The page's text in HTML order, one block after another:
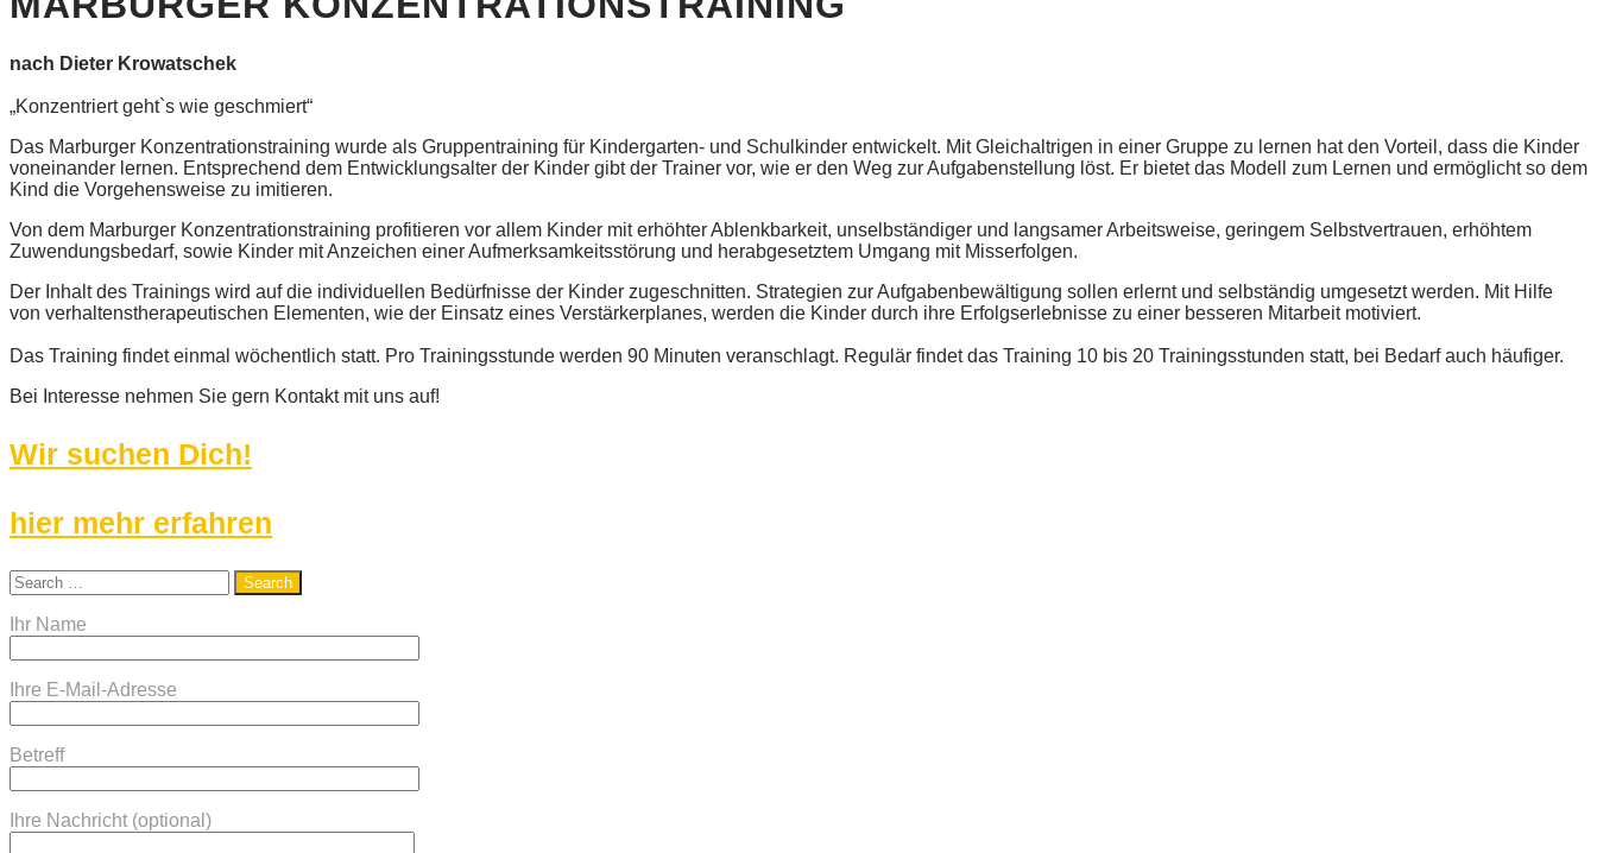
nach Dieter Krowatschek
„Konzentriert geht`s wie geschmiert“
Das Marburger Konzentrationstraining wurde als Gruppentraining für Kindergarten- und Schulkinder entwickelt. Mit Gleichaltrigen in einer Gruppe zu lernen hat den Vorteil, dass die Kinder
voneinander lernen. Entsprechend dem Entwicklungsalter der Kinder gibt der Trainer vor, wie er den Weg zur Aufgabenstellung löst. Er bietet das Modell zum Lernen und ermöglicht so dem
Kind die Vorgehensweise zu imitieren.
Von dem Marburger Konzentrationstraining profitieren vor allem Kinder mit erhöhter Ablenkbarkeit, unselbständiger und langsamer Arbeitsweise, geringem Selbstvertrauen, erhöhtem
Zuwendungsbedarf, sowie Kinder mit Anzeichen einer Aufmerksamkeitsstörung und herabgesetztem Umgang mit Misserfolgen.
Der Inhalt des Trainings wird auf die individuellen Bedürfnisse der Kinder zugeschnitten. Strategien zur Aufgabenbewältigung sollen erlernt und selbständig umgesetzt werden. Mit Hilfe
von verhaltenstherapeutischen Elementen, wie der Einsatz eines Verstärkerplanes, werden die Kinder durch ihre Erfolgserlebnisse zu einer besseren Mitarbeit motiviert.
Das Training findet einmal wöchentlich statt. Pro Trainingsstunde werden 90 Minuten veranschlagt. Regulär findet das Training 10 bis 20 Trainingsstunden statt, bei Bedarf auch häufiger.
Bei Interesse nehmen Sie gern Kontakt mit uns auf!
Wir suchen Dich!
hier mehr erfahren
Ihr Name
Ihre E-Mail-Adresse
Betreff
Ihre Nachricht (optional)